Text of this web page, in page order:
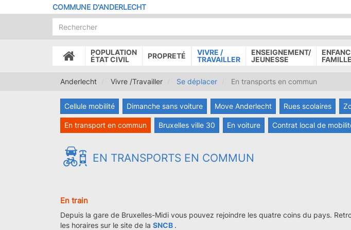
au
COMMUNE D'ANDERLECHT
ACCUEIL
POPULATION
ÉTAT CIVIL
PROPRETÉ
VIVRE /
TRAVAILLER
ENSEIGNEMENT/
JEUNESSE
FAMILLE
Anderlecht Vivre /Travailler Se déplacer En transports en commun
Cellule mobilité Dimanche sans voiture Move Anderlecht Rues scolaires
En transport en commun Bruxelles ville 30 En voiture Contrat local de
EN TRANSPORTS EN COMMUN
En train
Depuis la gare de Bruxelles-Midi vous pouvez rejoindre les quatre coins du pays.
les horaires sur le site de la SNCB .